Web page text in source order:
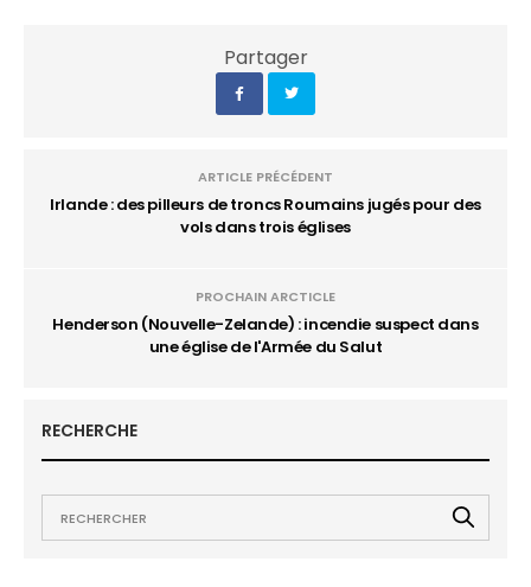
Partager
ARTICLE PRÉCÉDENT
Irlande : des pilleurs de troncs Roumains jugés pour des
vols dans trois églises
PROCHAIN ARCTICLE
Henderson (Nouvelle-Zelande) : incendie suspect dans
une église de l'Armée du Salut
RECHERCHE